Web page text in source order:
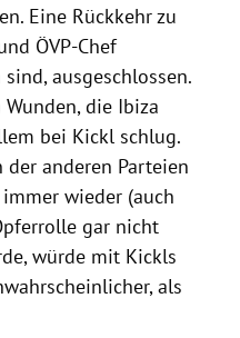
Eine Rückkehr zu
ÖVP-Chef
ausgeschlossen.
die Ibiza
bei Kickl schlug.
anderen Parteien
wieder (auch
gar nicht
würde mit Kickls
als